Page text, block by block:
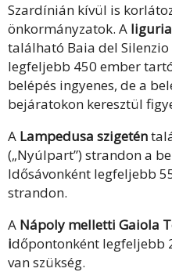
Szardínián kívül is
önkormányzatok. A
található Baia del
legfeljebb 450 ember
belépés ingyenes, de a
bejáratokon keresztül
A Lampedusa szigetén
(„Nyúlpart”) strandon a
Idősávonként legfeljebb
strandon.
A Nápoly melletti Gaiola
időpontonként legfeljebb
van szükség.